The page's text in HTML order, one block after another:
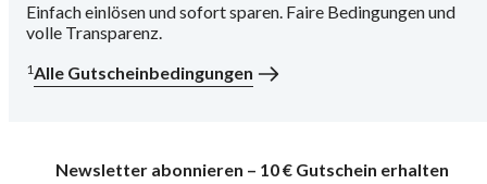
Einfach einlösen und sofort sparen. Faire Bedingungen und
volle Transparenz.
1Alle Gutscheinbedingungen
Newsletter abonnieren – 10 € Gutschein erhalten